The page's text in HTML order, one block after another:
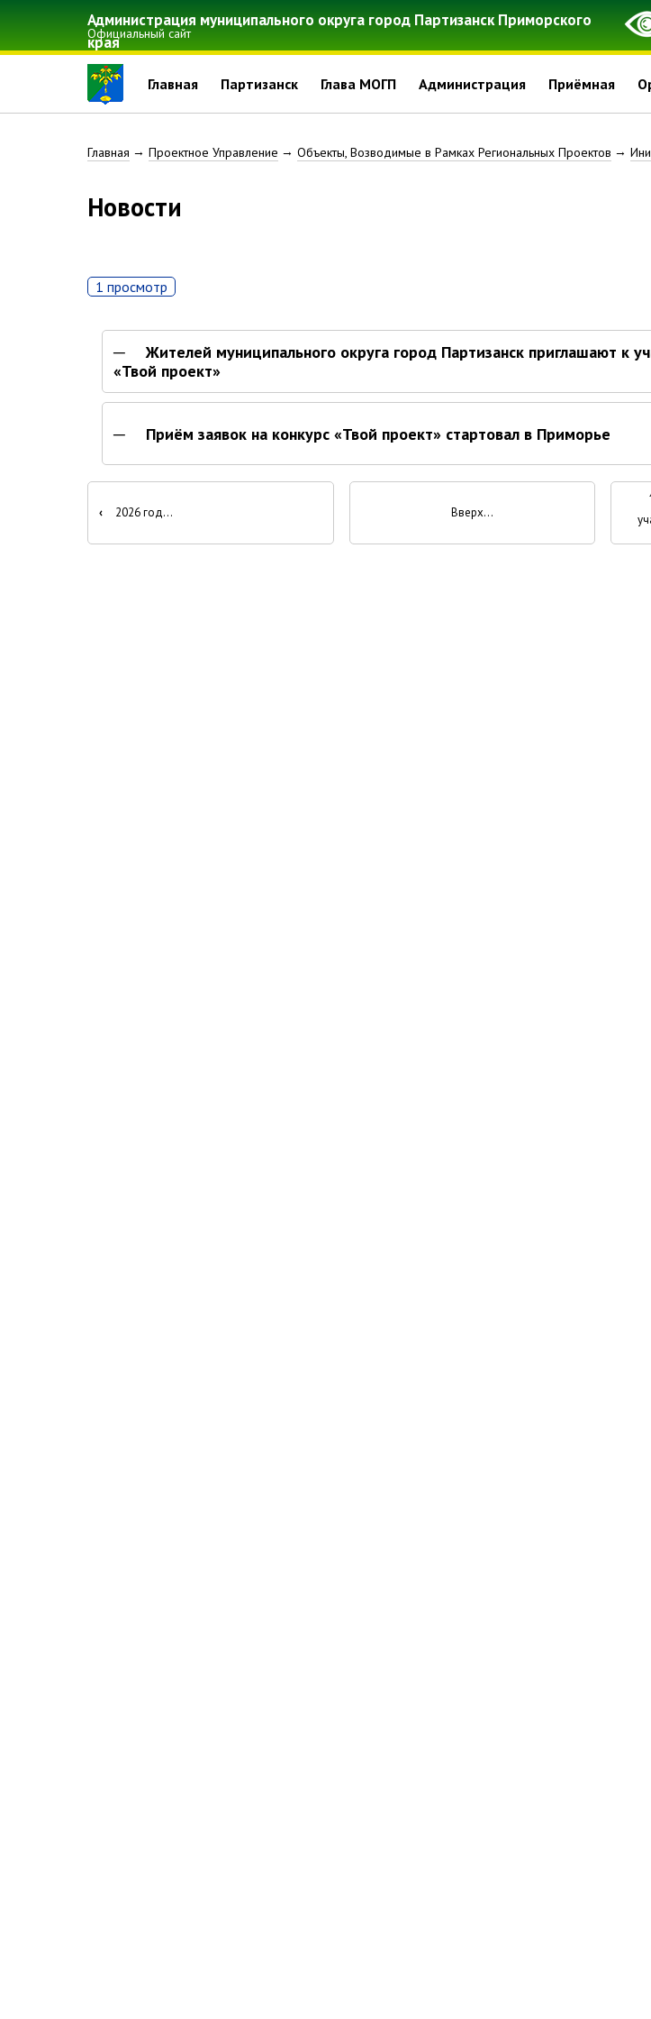
основному
Администрация муниципального округа город Партизанск Приморского
края
Официальный сайт
Главная Партизанск Глава МОГП Администрация Приёмная
Строка
навигации
Главная Проектное Управление Объекты, Возводимые в Рамках Региональных Проектов
Новости
1 просмотр
Жителей муниципального округа город Партизанск приглашают к
«Твой проект»
Приём заявок на конкурс «Твой проект» стартовал в Приморье
Перекрёстные
ссылки
‹ 2026 год Вверх